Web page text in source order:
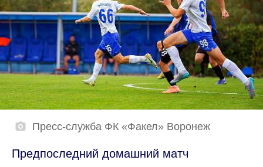
Пресс-служба ФК «Факел» Воронеж
Предпоследний домашний матч